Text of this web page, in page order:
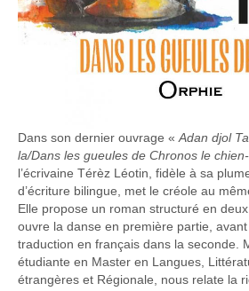
Dans son dernier ouvrage « Adan djol T
la/Dans les gueules de Chronos le chien-
l’écrivaine Térèz Léotin, fidèle à sa
d’écriture bilingue, met le créole au
Elle propose un roman structuré en
ouvre la danse en première partie,
traduction en français dans la seconde.
étudiante en Master en Langues,
étrangères et Régionale, nous relate la